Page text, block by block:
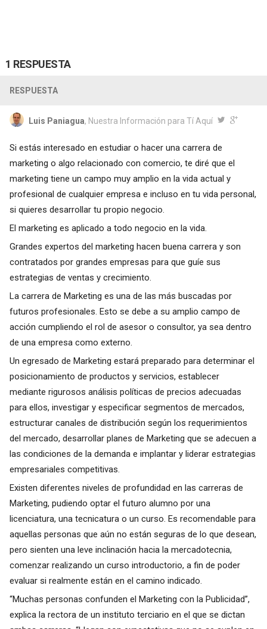
1 RESPUESTA
RESPUESTA
Luis Paniagua, Nuestra Información para Tí Aquí
Si estás interesado en estudiar o hacer una carrera de
marketing o algo relacionado con comercio, te diré que el
marketing tiene un campo muy amplio en la vida actual y
profesional de cualquier empresa e incluso en tu vida personal,
si quieres desarrollar tu propio negocio.
El marketing es aplicado a todo negocio en la vida.
Grandes expertos del marketing hacen buena carrera y son
contratados por grandes empresas para que guíe sus
estrategias de ventas y crecimiento.
La carrera de Marketing es una de las más buscadas por
futuros profesionales. Esto se debe a su amplio campo de
acción cumpliendo el rol de asesor o consultor, ya sea dentro
de una empresa como externo.
Un egresado de Marketing estará preparado para determinar el
posicionamiento de productos y servicios, establecer
mediante rigurosos análisis políticas de precios adecuadas
para ellos, investigar y especificar segmentos de mercados,
estructurar canales de distribución según los requerimientos
del mercado, desarrollar planes de Marketing que se adecuen a
las condiciones de la demanda e implantar y liderar estrategias
empresariales competitivas.
Existen diferentes niveles de profundidad en las carreras de
Marketing, pudiendo optar el futuro alumno por una
licenciatura, una tecnicatura o un curso. Es recomendable para
aquellas personas que aún no están seguras de lo que desean,
pero sienten una leve inclinación hacia la mercadotecnia,
comenzar realizando un curso introductorio, a fin de poder
evaluar si realmente están en el camino indicado.
“Muchas personas confunden el Marketing con la Publicidad”,
explica la rectora de un instituto terciario en el que se dictan